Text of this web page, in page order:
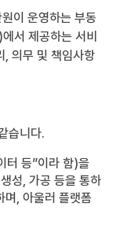
이 운영하는 부동
서 제공하는 서비
, 의무 및 책임사항
습니다.
터 등”이라 함)을
성, 가공 등을 통하
며, 아울러 플랫폼